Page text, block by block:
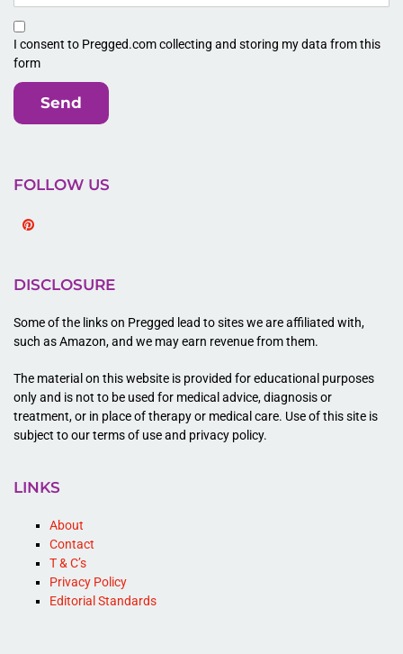
I consent to Pregged.com collecting and storing my data from this
form
Send
FOLLOW US
DISCLOSURE
Some of the links on Pregged lead to sites we are affiliated with,
such as Amazon, and we may earn revenue from them.
The material on this website is provided for educational purposes
only and is not to be used for medical advice, diagnosis or
treatment, or in place of therapy or medical care. Use of this site is
subject to our terms of use and privacy policy.
LINKS
About
Contact
T & C’s
Privacy Policy
Editorial Standards